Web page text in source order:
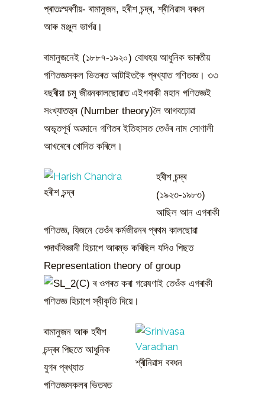
প্ৰাতঃস্মৰণীয়- ৰামানুজন, হৰীশ চন্দ্ৰ, শ্ৰীনিৱাস বৰধন
আৰু মঞ্জুল ভাৰ্গৱ।
ৰামানুজনেই (১৮৮৭-১৯২০) বোধহয় আধুনিক ভাৰতীয়
গণিতজ্ঞসকল ভিতৰত আটাইতকৈ প্ৰখ্যাত গণিতজ্ঞ। ৩৩
বছৰীয়া চমু জীৱনকালছোৱাত এইগৰাকী মহান গণিতজ্ঞই
সংখ্যাতত্ত্ব (Number theory)লৈ আগবঢ়োৱা
অভূতপূৰ্ব অৱদানে গণিতৰ ইতিহাসত তেওঁৰ নাম সোণালী
আখৰেৰে খোদিত কৰিলে।
হৰীশ চন্দ্ৰ
হৰীশ চন্দ্ৰ
(১৯২৩-১৯৮৩)
আছিল আন এগৰাকী
গণিতজ্ঞ, যিজনে তেওঁৰ কৰ্মজীৱনৰ প্ৰথম কালছোৱা
পদাৰ্থবিজ্ঞানী হিচাপে আৰম্ভ কৰিছিল যদিও পিছত
Representation theory of group
ৰ ওপৰত কৰা গৱেষণাই তেওঁক এগৰাকী
গণিতজ্ঞ হিচাপে স্বীকৃতি দিয়ে।
শ্ৰীনিৱাস বৰধন
ৰামানুজন আৰু হৰীশ
চন্দ্ৰৰ পিছতে আধুনিক
যুগৰ প্ৰখ্যাত
গণিতজ্ঞসকলৰ ভিতৰত